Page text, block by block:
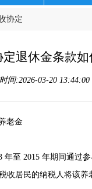
协定
退休金条款
间:2026-03-20
老金
年至 2015 年期间通过
收居民的纳税人将该